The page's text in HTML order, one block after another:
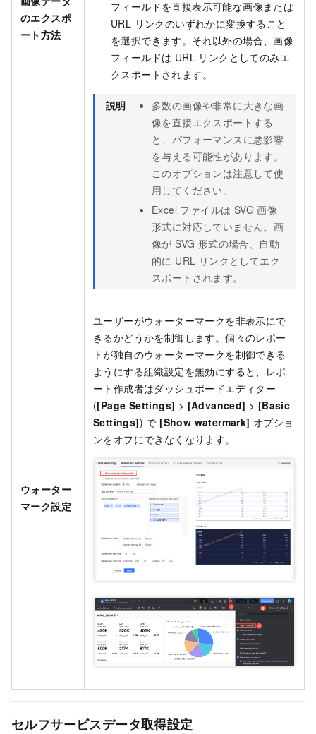
のエクスポ
ート方法
フィールドを直接表示可能な画像または
URL リンクのいずれかに変換すること
を選択できます。それ以外の場合、画像
フィールドは URL リンクとしてのみエ
クスポートされます。
説明
多数の画像や非常に大きな画
像を直接エクスポートする
と、パフォーマンスに悪影響
を与える可能性があります。
このオプションは注意して使
用してください。
Excel ファイルは SVG 画像
形式に対応していません。画
像が SVG 形式の場合、自動
的に URL リンクとしてエク
スポートされます。
ウォーター
マーク設定
ユーザーがウォーターマークを非表示にで
きるかどうかを制御します。個々のレポー
トが独自のウォーターマークを制御できる
ようにする組織設定を無効にすると、レポ
ート作成者はダッシュボードエディター
([Page Settings] > [Advanced] > [Basic
Settings]) で [Show watermark] オプショ
ンをオフにできなくなります。
セルフサービスデータ取得設定